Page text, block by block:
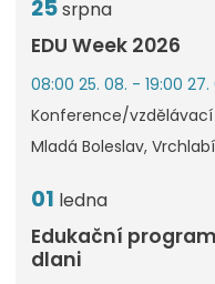
25srpna
EDU Week 2026
08:00 25. 08. - 19:00 27.
Konference/
Mladá Boleslav,
01 ledna
Edukační
dlani